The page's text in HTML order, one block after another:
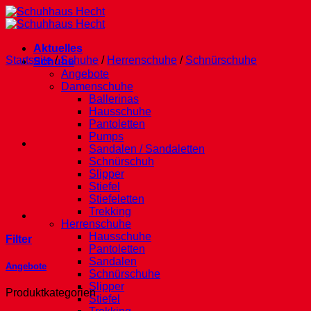
Zum
Inhalt
Aktuelles
Schuhe
Angebote
Damenschuhe
Ballerinas
Hausschuhe
Pantoletten
Pumps
Sandalen / Sandaletten
Schnürschuh
Slipper
Stiefel
Stiefeletten
Trekking
Herrenschuhe
Hausschuhe
Pantoletten
Sandalen
Schnürschuhe
Slipper
Stiefel
Startseite / Schuhe / Herrenschuhe / Schnürschuhe
Filter
Angebote
Produktkategorien